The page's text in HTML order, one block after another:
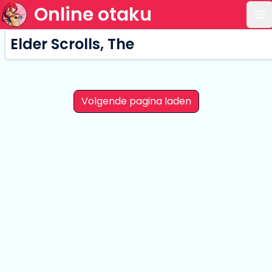
Online otaku
Elder Scrolls, The
Volgende pagina laden